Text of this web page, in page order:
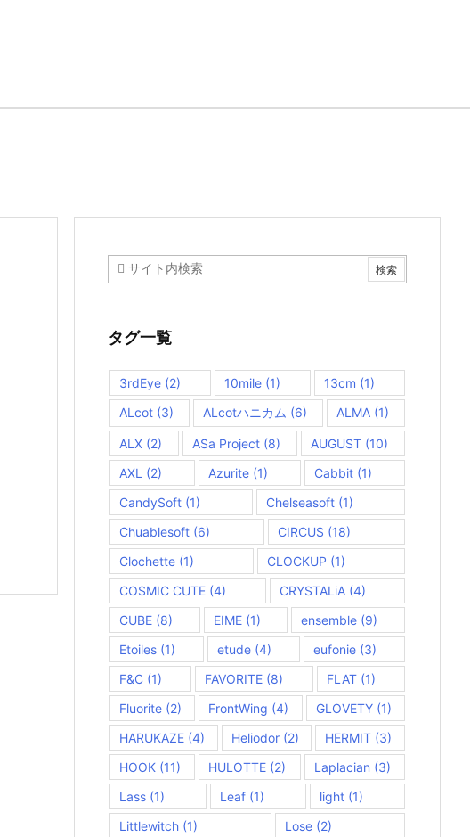
タグ一覧
3rdEye (2) 10mile (1) 13cm (1)
ALcot (3) ALcotハニカム (6) ALMA (1)
ALX (2) ASa Project (8) AUGUST (10)
AXL (2) Azurite (1) Cabbit (1)
CandySoft (1) Chelseasoft(1)
Chuablesoft (6) CIRCUS (18)
Clochette (1) CLOCKUP (1)
COSMIC CUTE (4) CRYSTALiA(4)
CUBE (8) EIME(1) ensemble (9)
Etoiles (1) etude (4) eufonie (3)
F&C (1) FAVORITE (8) FLAT(1)
Fluorite (2) FrontWing (4) GLOVETY(1)
HARUKAZE (4) Heliodor(2) HERMIT (3)
HOOK (11) HULOTTE (2) Laplacian (3)
Lass (1) Leaf (1) light (1)
Littlewitch (1) Lose(2)